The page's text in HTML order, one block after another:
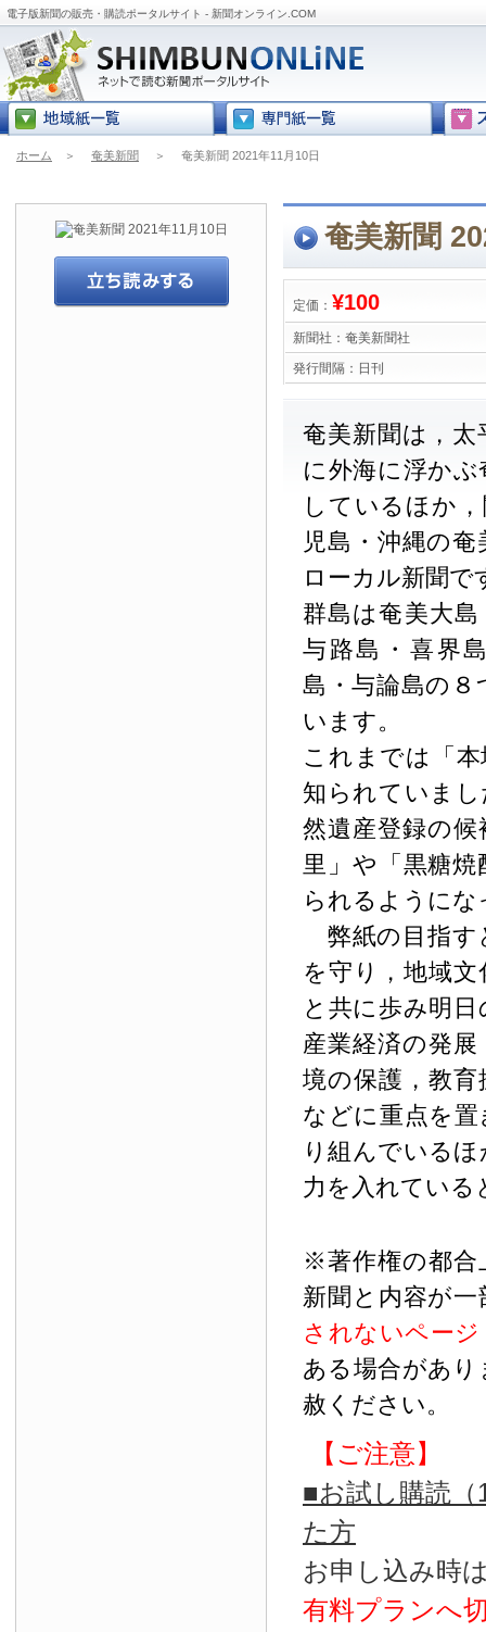
電子版新聞の販売・購読ポータルサイト - 新聞オンライン.COM
ホーム ＞ 奄美新聞 ＞ 奄美新聞 2021年11月10日
奄美新聞
定価： ¥100
新聞社： 奄美新聞社
発行間隔： 日刊
奄美新聞は，
に外海に浮か
しているほか
児島・沖縄の
ローカル新聞で
群島は奄美大
与路島・喜界
島・与論島の
います。
これまでは「
知られていま
然遺産登録の
里」や「黒糖
られるように
弊紙の目指す
を守り，地域
と共に歩み明
産業経済の発
境の保護，教
などに重点を
り組んでいる
力を入れている
※著作権の都合
新聞と内容が
されないペー
ある場合があ
赦ください。
【ご注意】
■お試し購読
た方
お申し込み時
有料プランへ